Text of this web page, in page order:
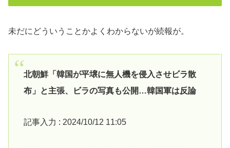
未だにどういうことかよくわからないが続報が。
北朝鮮「韓国が平壌に無人機を侵入させビラ散
布」と主張、ビラの写真も公開…韓国軍は反論
記事入力 : 2024/10/12 11:05